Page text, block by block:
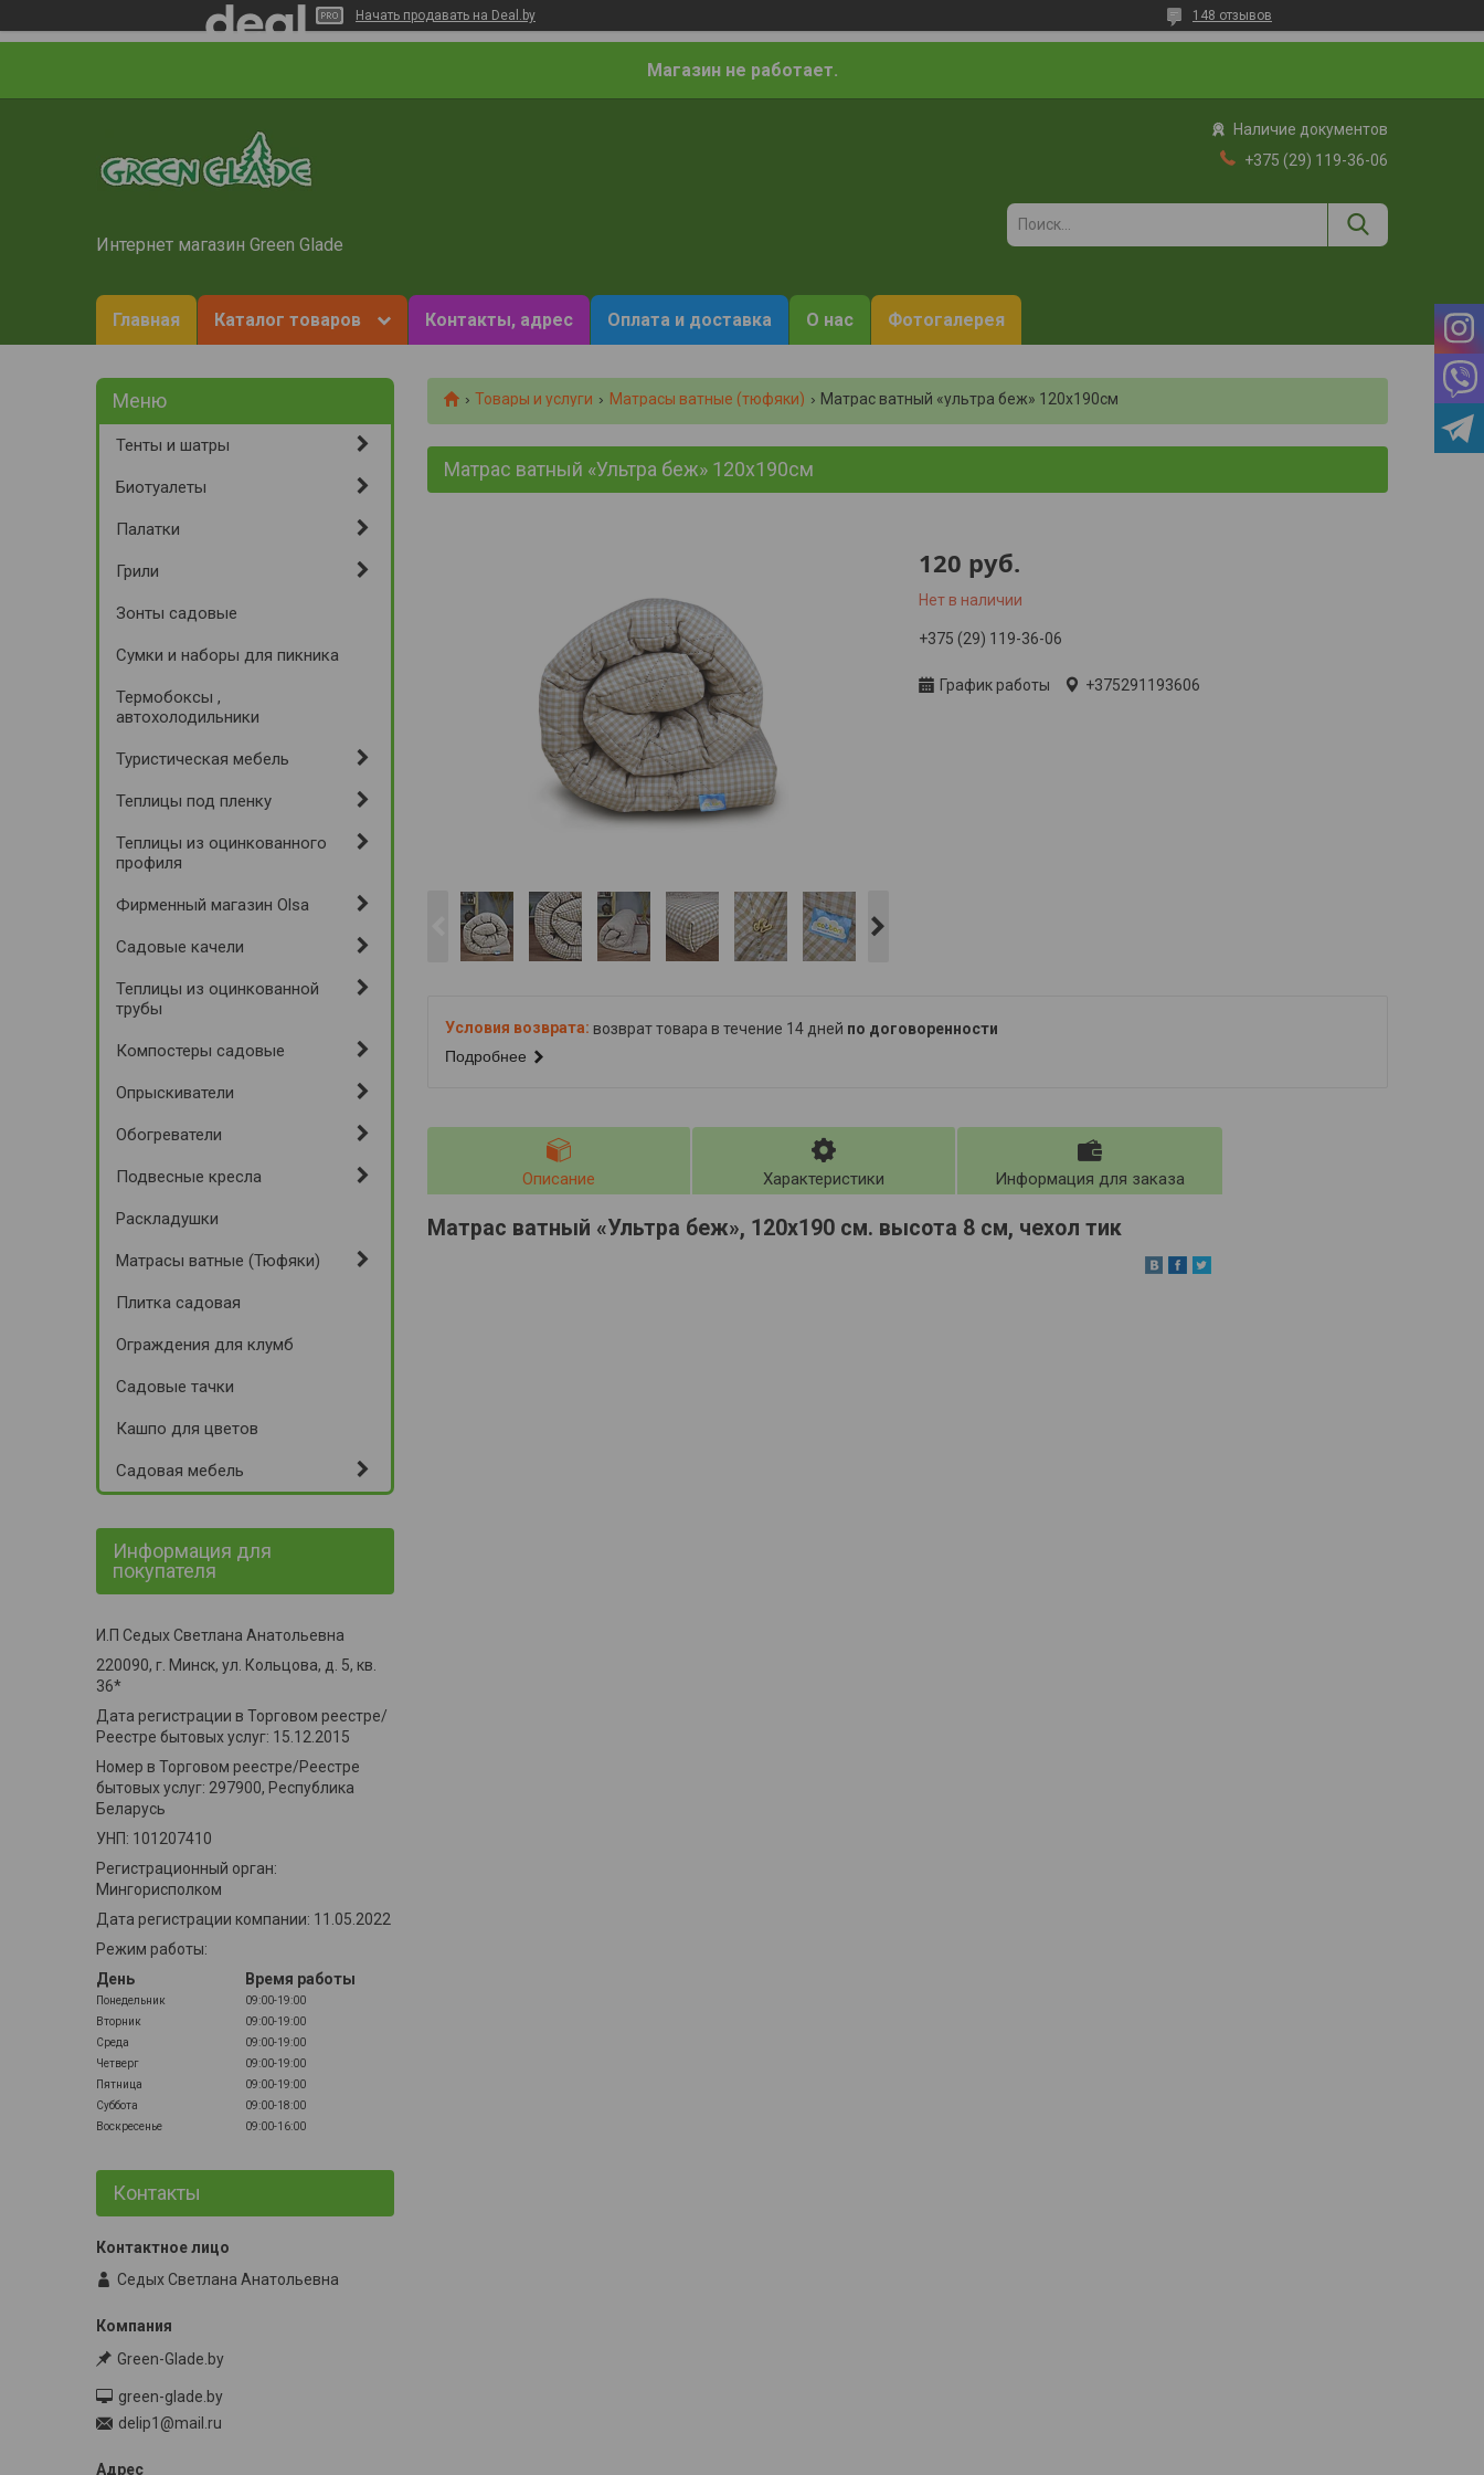
Начать продавать на Deal.by 148 отзывов
Магазин не работает.
Интернет магазин Green Glade
Наличие документов
+375 (29) 119-36-06
Главная Каталог товаров Контакты, адрес Оплата и доставка О нас Фотогалерея
Товары и услуги Матрасы ватные (тюфяки) Матрас ватный «ультра беж» 120х190см
Матрас ватный «Ультра беж» 120х190см
120 руб.
Нет в наличии
+375 (29) 119-36-06
График работы +375291193606
возврат товара в течение 14 дней по договоренности
Подробнее
Описание Характеристики Информация для заказа
Матрас ватный «Ультра беж», 120х190 см. высота 8 см, чехол тик
Тенты и шатры
Биотуалеты
Палатки
Грили
Зонты садовые
Сумки и наборы для пикника
Термобоксы ,
автохолодильники
Туристическая мебель
Теплицы под пленку
Теплицы из оцинкованного
профиля
Фирменный магазин Olsa
Садовые качели
Теплицы из оцинкованной
трубы
Компостеры садовые
Опрыскиватели
Обогреватели
Подвесные кресла
Раскладушки
Матрасы ватные (Тюфяки)
Плитка садовая
Ограждения для клумб
Садовые тачки
Кашпо для цветов
Садовая мебель
Информация для
покупателя
И.П Седых Светлана Анатольевна
220090, г. Минск, ул. Кольцова, д. 5, кв.
36*
Дата регистрации в Торговом реестре/
Реестре бытовых услуг: 15.12.2015
Номер в Торговом реестре/Реестре
бытовых услуг: 297900, Республика
Беларусь
УНП: 101207410
Регистрационный орган:
Мингорисполком
Дата регистрации компании: 11.05.2022
Режим работы:
День
Время работы
Понедельник
09:00-19:00
Вторник
09:00-19:00
Среда
09:00-19:00
Четверг
09:00-19:00
Пятница
09:00-19:00
Суббота
09:00-18:00
Воскресенье
09:00-16:00
Контакты
Седых Светлана Анатольевна
Green-Glade.by
green-glade.by
delip1@mail.ru